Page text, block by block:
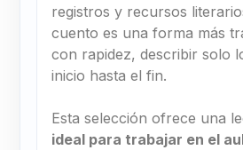
registros y recursos
cuento es una forma más
con rapidez, describir solo
inicio hasta el fin.
Esta selección ofrece una
ideal para trabajar en el